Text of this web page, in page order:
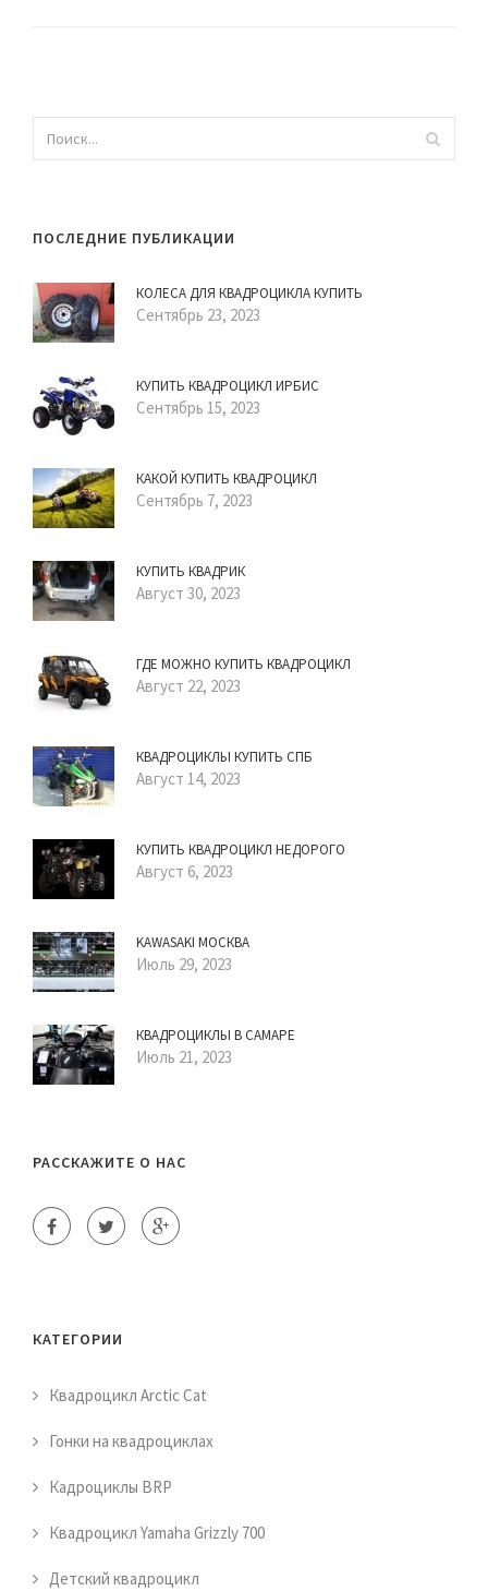
ПОСЛЕДНИЕ ПУБЛИКАЦИИ
КОЛЕСА ДЛЯ КВАДРОЦИКЛА КУПИТЬ
Сентябрь 23, 2023
КУПИТЬ КВАДРОЦИКЛ ИРБИС
Сентябрь 15, 2023
КАКОЙ КУПИТЬ КВАДРОЦИКЛ
Сентябрь 7, 2023
КУПИТЬ КВАДРИК
Август 30, 2023
ГДЕ МОЖНО КУПИТЬ КВАДРОЦИКЛ
Август 22, 2023
КВАДРОЦИКЛЫ КУПИТЬ СПБ
Август 14, 2023
КУПИТЬ КВАДРОЦИКЛ НЕДОРОГО
Август 6, 2023
KAWASAKI МОСКВА
Июль 29, 2023
КВАДРОЦИКЛЫ В САМАРЕ
Июль 21, 2023
РАССКАЖИТЕ О НАС
КАТЕГОРИИ
Квадроцикл Arctic Cat
Гонки на квадроциклах
Кадроциклы BRP
Квадроцикл Yamaha Grizzly 700
Детский квадроцикл